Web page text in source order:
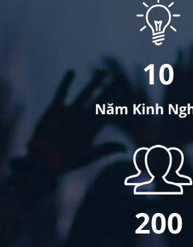
10
Năm Kinh
200